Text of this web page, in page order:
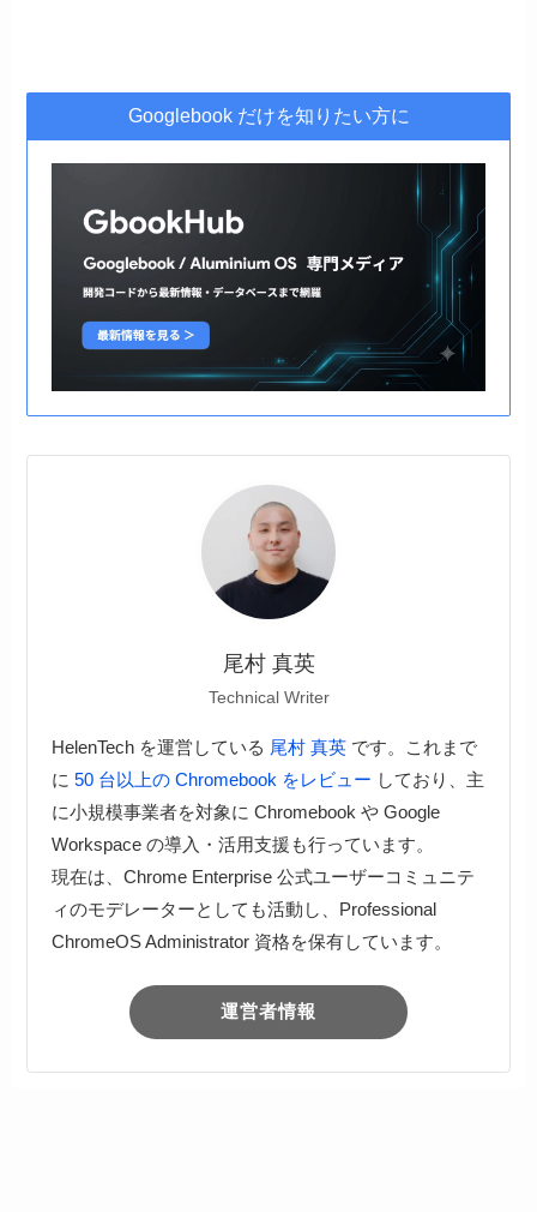
Googlebook だけを知りたい方に
尾村 真英
Technical Writer
HelenTech を運営している 尾村 真英です。これまで
に 50 台以上の Chromebook をレビュー しており、主
に小規模事業者を対象に Chromebook や Google
Workspace の導入・活用支援も行っています。
現在は、Chrome Enterprise 公式ユーザーコミュニテ
ィのモデレーターとしても活動し、Professional
ChromeOS Administrator 資格を保有しています。
運営者情報